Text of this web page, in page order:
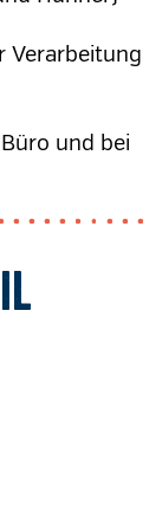
Verarbeitung
und bei